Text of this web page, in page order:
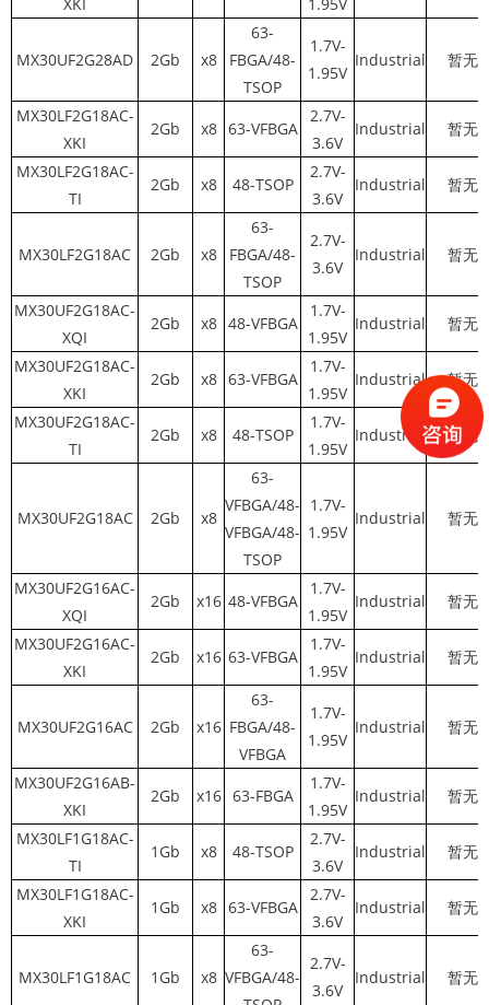
MX30UF2G28AD 2Gb x8
63-
FBGA/48-
TSOP
1.7V-
1.95V
Industrial 暂无
MX30LF2G18AC-
XKI
2Gb x8 63-VFBGA
2.7V-
3.6V
Industrial 暂无
MX30LF2G18AC-
TI
2Gb x8 48-TSOP
2.7V-
3.6V
Industrial 暂无
MX30LF2G18AC 2Gb x8
63-
FBGA/48-
TSOP
2.7V-
3.6V
Industrial 暂无
MX30UF2G18AC-
XQI
2Gb x8 48-VFBGA
1.7V-
1.95V
Industrial 暂无
MX30UF2G18AC-
XKI
2Gb x8 63-VFBGA
1.7V-
1.95V
Industrial 暂无
MX30UF2G18AC-
TI
2Gb x8 48-TSOP
1.7V-
1.95V
Industrial 暂无
MX30UF2G18AC 2Gb x8
63-
VFBGA/48-
VFBGA/48-
TSOP
1.7V-
1.95V
Industrial 暂无
MX30UF2G16AC-
XQI
2Gb x16 48-VFBGA
1.7V-
1.95V
Industrial 暂无
MX30UF2G16AC-
XKI
2Gb x16 63-VFBGA
1.7V-
1.95V
Industrial 暂无
MX30UF2G16AC 2Gb x16
63-
FBGA/48-
VFBGA
1.7V-
1.95V
Industrial 暂无
MX30UF2G16AB-
XKI
2Gb x16 63-FBGA
1.7V-
1.95V
Industrial 暂无
MX30LF1G18AC-
TI
1Gb x8 48-TSOP
2.7V-
3.6V
Industrial 暂无
MX30LF1G18AC-
XKI
1Gb x8 63-VFBGA
2.7V-
3.6V
Industrial 暂无
MX30LF1G18AC 1Gb x8
63-
VFBGA/48-
2.7V-
3.6V
Industrial 暂无